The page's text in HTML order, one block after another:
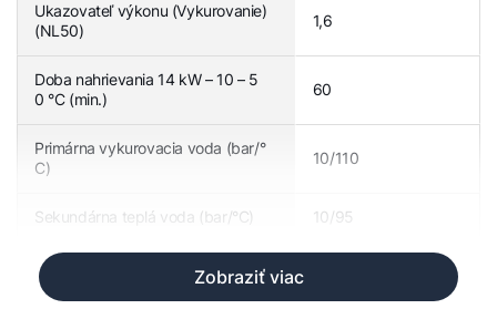
Ukazovateľ výkonu (Vykurovanie)
(NL50)
1,6
Doba nahrievania 14 kW – 10 – 5
0 °C (min.)
60
Primárna vykurovacia voda (bar/°
C)
10/110
Sekundárna teplá voda (bar/°C) 10/95
Zobraziť viac